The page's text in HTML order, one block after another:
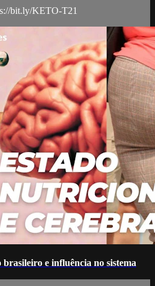
bit.ly/KETO-T21
e influência no sistema